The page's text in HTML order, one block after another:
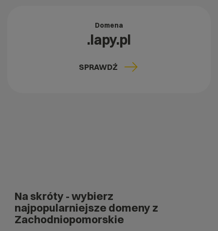
Domena
.lapy.pl
SPRAWDŹ
Na skróty - wybierz
najpopularniejsze domeny z
Zachodniopomorskie